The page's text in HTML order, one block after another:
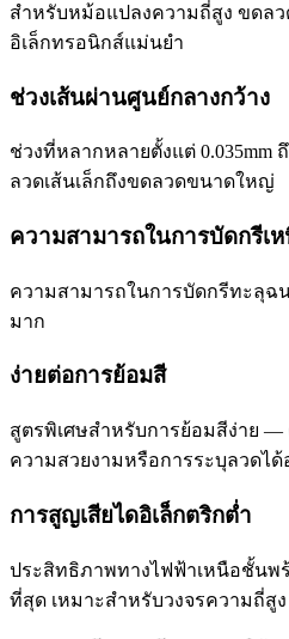
สำหรับหม้อแปลงความถี่สูง ขดล
อิเล็กทรอนิกส์แม่นยำ
ช่วงเส้นผ่านศูนย์กลางกว้าง
ช่วงที่หลากหลายตั้งแต่ 0.035mm
ลวดเส้นเล็กถึงขดลวดขนาดใหญ่
ความสามารถในการบัดกรีเ
ความสามารถในการบัดกรีทะลุฉ
มาก
ง่ายต่อการย้อมสี
สูตรพิเศษสำหรับการย้อมสีง่าย
ความสวยงามหรือการระบุลวดไ
การสูญเสียไดอิเล็กตริกต่ำ
ประสิทธิภาพทางไฟฟ้าเหนือชั้นพ
ที่สุด เหมาะสำหรับวงจรความถี่สูง